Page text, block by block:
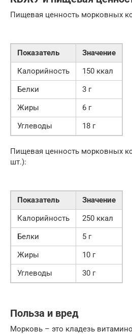
Пищевая ценность морковных
Показатель
Значение
Калорийность
150 ккал
Белки
3 г
Жиры
6 г
Углеводы
18 г
Пищевая ценность морковных
шт.):
Показатель
Значение
Калорийность
250 ккал
Белки
5 г
Жиры
10 г
Углеводы
30 г
Польза и вред
Морковь – это кладезь